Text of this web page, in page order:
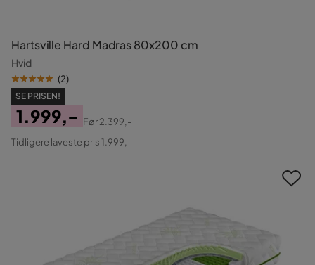
Hartsville Hard Madras 80x200 cm
Hvid
(2)
SE PRISEN!
Pris
1.999,-
Original
Før2.399,-
Tidligere laveste pris 1.999,-